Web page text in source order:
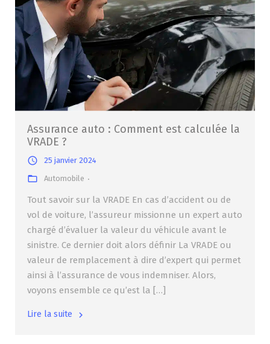
Assurance auto : Comment est calculée la
VRADE ?
25 janvier 2024
Automobile
Tout savoir sur la VRADE En cas d’accident ou de
vol de voiture, l’assureur missionne un expert auto
chargé d’évaluer la valeur du véhicule avant le
sinistre. Ce dernier doit alors définir La VRADE ou
valeur de remplacement à dire d’expert qui permet
ainsi à l’assurance de vous indemniser. Alors,
voyons ensemble ce qu’est la […]
Lire la suite